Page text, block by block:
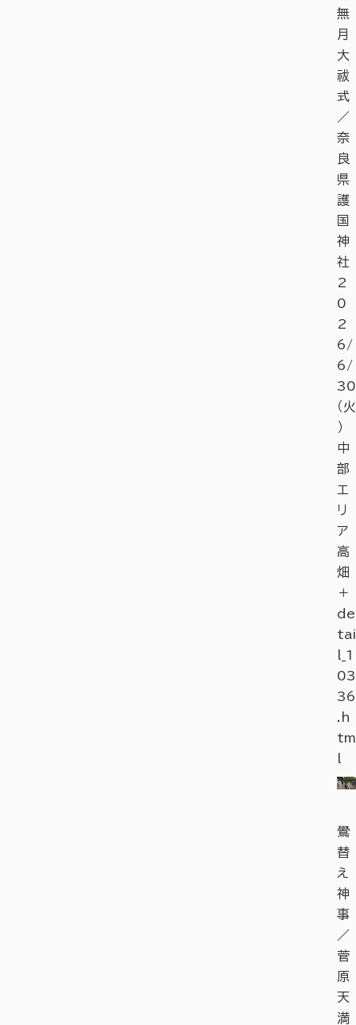
無
月
大
祓
式
／
奈
良
県
護
国
神
社
2
0
2
6/
6/
30
（火
）
中
部
エ
リ
ア
高
畑
＋
de
tai
l_1
03
36
.h
tm
鷽
替
え
神
事
／
菅
原
天
満